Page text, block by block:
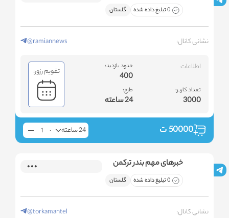
0 تبلیغ داده شده گلستان
نشانی کانال: @ramiannews
اطلاعات
تعداد کاربر:
3000
حدود بازدید:
400
طرح:
24 ساعته
تقویم رزور:
50000ت 24 ساعته
خبرهای مهم بندر ترکمن
0 تبلیغ داده شده گلستان
نشانی کانال: @torkamantel